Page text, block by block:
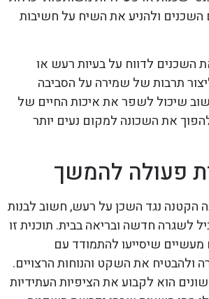
ולהניע את השיח על חשיבות
השכנים לדווח על בעיות רעש או
תרבות של שמירה על הסביבה
שיכול לשפר את איכות החיים של
את השכונה למקום נעים יותר
פעולה להמשך
הקטנה נגד השכן על רעש, חשוב לבנות
לשגרה חדשה ובריאה בבית. תוכנית זו
שיסייעו להתמודד עם
את השקט והנוחות הרצויים.
הוא לקבוע את הציפיות העתידיות